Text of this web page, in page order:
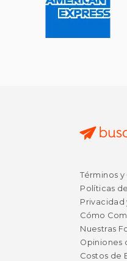
$
$
Términos
Políticas
Privacidad
Cómo
Nuestras
Opiniones
Costos de